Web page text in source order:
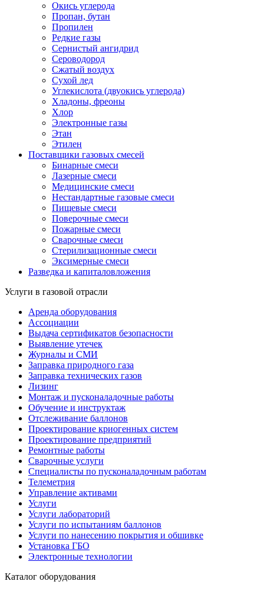
Окись углерода
Пропан, бутан
Пропилен
Редкие газы
Сернистый ангидрид
Сероводород
Сжатый воздух
Сухой лед
Углекислота (двуокись углерода)
Хладоны, фреоны
Хлор
Электронные газы
Этан
Этилен
Поставщики газовых смесей
Бинарные смеси
Лазерные смеси
Медицинские смеси
Нестандартные газовые смеси
Пищевые смеси
Поверочные смеси
Пожарные смеси
Сварочные смеси
Стерилизационные смеси
Эксимерные смеси
Разведка и капиталовложения
Услуги в газовой отрасли
Аренда оборудования
Ассоциации
Выдача сертификатов безопасности
Выявление утечек
Журналы и СМИ
Заправка природного газа
Заправка технических газов
Лизинг
Монтаж и пусконаладочные работы
Обучение и инструктаж
Отслеживание баллонов
Проектирование криогенных систем
Проектирование предприятий
Ремонтные работы
Сварочные услуги
Специалисты по пусконаладочным работам
Телеметрия
Управление активами
Услуги
Услуги лабораторий
Услуги по испытаниям баллонов
Услуги по нанесению покрытия и обшивке
Установка ГБО
Электронные технологии
Каталог оборудования